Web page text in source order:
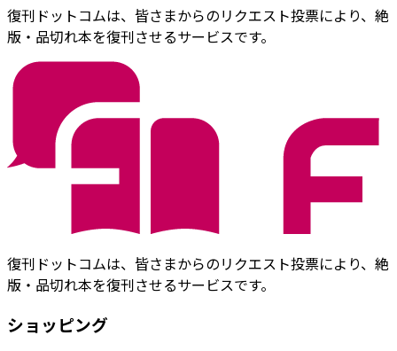
復刊ドットコムは、皆さまからのリクエスト投票により、絶
版・品切れ本を復刊させるサービスです。
復刊ドットコムは、皆さまからのリクエスト投票により、絶
版・品切れ本を復刊させるサービスです。
ショッピング